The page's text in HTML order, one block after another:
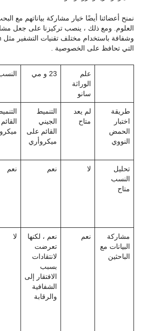
نمنح أعضائنا أيضًا خيار مشاركة بياناتهم مع
العلوم. ومع ذلك ، ينصب تركيزنا على جعل
التي تحافظ على الخصوصية .
علم
الوراثة
سانو
23 و مي
طريقة
اختبار
الحمض
النووي
لم يعد
متاح
التنميط
الجيني
القائم على
ميكروأري
تحليل
النسب
متاح
لا نعم نعم
مشاركة
البيانات مع
الباحثين
نعم
نعم ، لكنها
تعرضت
لانتقادات
بسبب
الافتقار إلى
الشفافية
والرقابة
لا